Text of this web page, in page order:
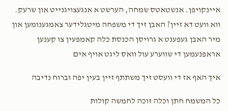
$6,500.00
$7,200.00
סעודת החתונה
איינקויפן. אנשטאטס שמחה, הערשט א אנגעצויגנייט און שרעק.
ווא וועט דא זיין? האבן זיך די משפחה מיטגלידער צאמגענומען און
מיר האבן געפענט א גרויסן הכנסת כלה קאמפעין צו קענען
אראפנעמען די שווערע עול וואס ליגט אויף אים
איך האף אז די וועסט זיך משתתף זיין בעין יפה וברוח נדיבה
כל המשמח חתן וכלה זוכה לחמשה קולות